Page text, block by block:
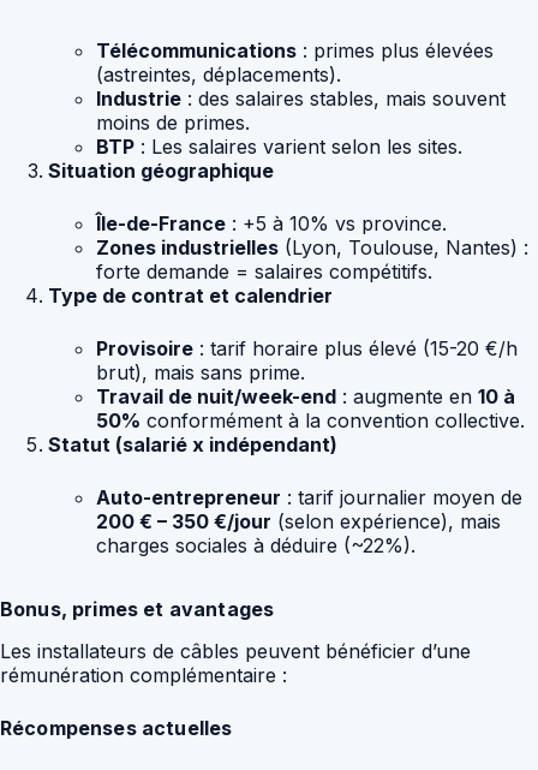
Télécommunications : primes plus élevées
(astreintes, déplacements).
Industrie : des salaires stables, mais souvent
moins de primes.
BTP : Les salaires varient selon les sites.
Situation géographique
Île-de-France : +5 à 10% vs province.
Zones industrielles (Lyon, Toulouse, Nantes) :
forte demande = salaires compétitifs.
Type de contrat et calendrier
Provisoire : tarif horaire plus élevé (15-20 €/h
brut), mais sans prime.
Travail de nuit/week-end : augmente en 10 à
50% conformément à la convention collective.
Statut (salarié x indépendant)
Auto-entrepreneur : tarif journalier moyen de
200 € – 350 €/jour (selon expérience), mais
charges sociales à déduire (~22%).
Bonus, primes et avantages
Les installateurs de câbles peuvent bénéficier d’une
rémunération complémentaire :
Récompenses actuelles